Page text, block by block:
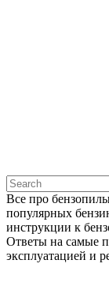
Все про
популярных
инструкции к
Ответы на самые
эксплуатацией и